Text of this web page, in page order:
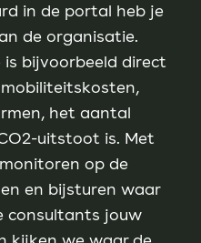
in de portal heb je
de organisatie.
bijvoorbeeld direct
het aantal
uitstoot is. Met
op de
en bijsturen waar
consultants jouw